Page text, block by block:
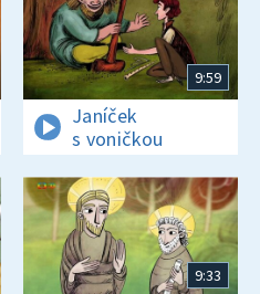
9:59
Janíček
s voničkou
9:33